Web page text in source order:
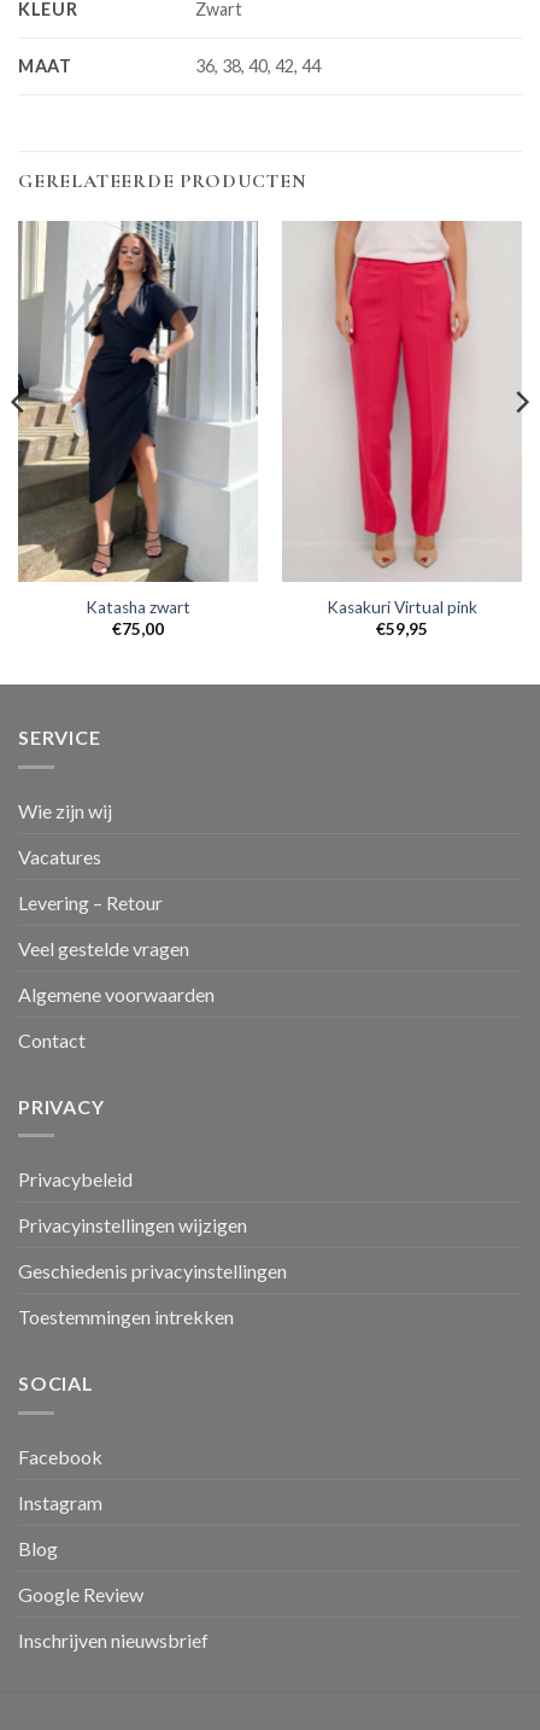
KLEUR Zwart
MAAT 36, 38, 40, 42, 44
GERELATEERDE PRODUCTEN
Katasha zwart
€75,00
Kasakuri Virtual pink
€59,95
SERVICE
Wie zijn wij
Vacatures
Levering – Retour
Veel gestelde vragen
Algemene voorwaarden
Contact
PRIVACY
Privacybeleid
Privacyinstellingen wijzigen
Geschiedenis privacyinstellingen
Toestemmingen intrekken
SOCIAL
Facebook
Instagram
Blog
Google Review
Inschrijven nieuwsbrief